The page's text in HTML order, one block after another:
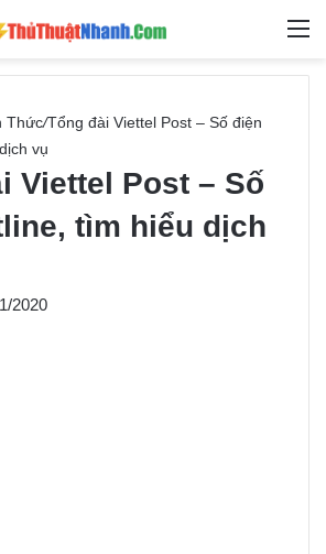
Tìm
Thức/Tổng đài Viettel Post – Số điện
vụ
Viettel Post – Số
tìm hiểu dịch
2020